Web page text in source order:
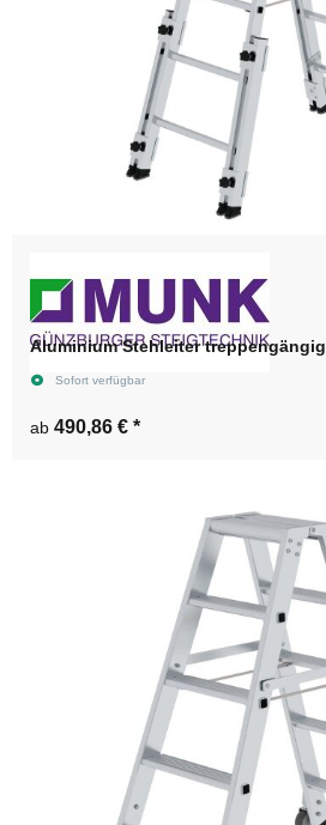
Aluminium Stehleiter treppengängig
Sofort verfügbar
ab 490,86 € *